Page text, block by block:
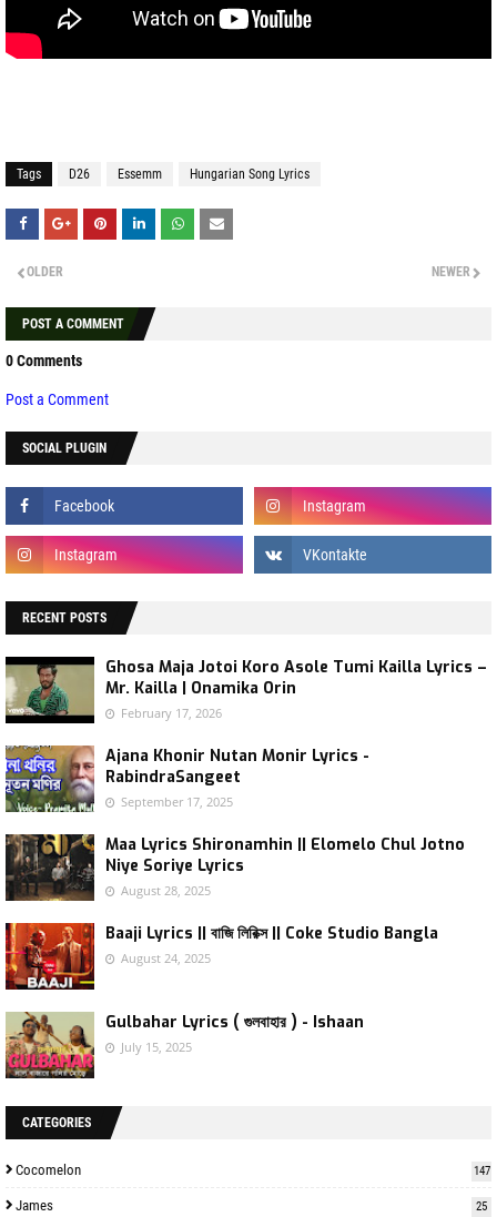
Tags D26 Essemm Hungarian Song Lyrics
NEWER
OLDER
POST A COMMENT
0 Comments
Post a Comment
SOCIAL PLUGIN
RECENT POSTS
Ghosa Maja Jotoi Koro Asole Tumi Kailla Lyrics –
Mr. Kailla | Onamika Orin
February 17, 2026
Ajana Khonir Nutan Monir Lyrics -
RabindraSangeet
September 17, 2025
Maa Lyrics Shironamhin || Elomelo Chul Jotno
Niye Soriye Lyrics
August 28, 2025
Baaji Lyrics || বাজি লিরিক্স || Coke Studio Bangla
August 24, 2025
Gulbahar Lyrics ( গুলবাহার ) - Ishaan
July 15, 2025
CATEGORIES
Cocomelon 147
James 25